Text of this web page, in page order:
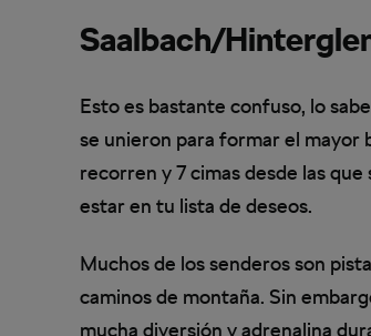
Saalbach/
Esto es bastante confuso, lo
se unieron para formar el mayor
recorren y 7 cimas desde las
estar en tu lista de deseos.
Muchos de los senderos son
caminos de montaña. Sin
mucha diversión y adrenalina